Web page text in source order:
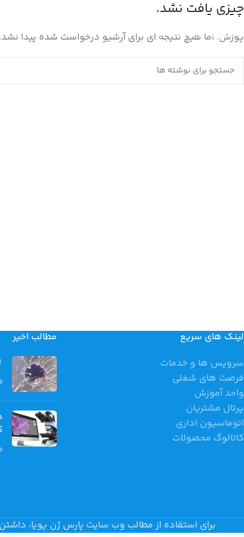
چیزی یافت نشد.
پوزش، اما هیچ نتیجه ای برای آرشیو درخواست شده پیدا
لینک های سریع
سرویس ها و خدمات
فرصت های شغلی
واحد آموزش
پرتال مشتریان
اتوماسیون اداری
کاتالوگ محصولات
مطالب اخیر
برای استفاده از مطالب وب سایت پارس ژن پویا،